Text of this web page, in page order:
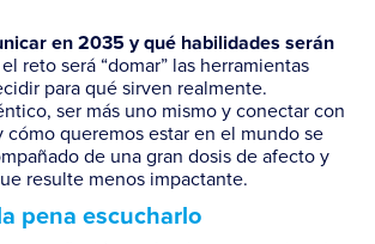
en 2035 y qué habilidades serán
el reto será “domar” las herramientas
para qué sirven realmente.
ser más uno mismo y conectar con
cómo queremos estar en el mundo se
de una gran dosis de afecto y
resulte menos impactante.
pena escucharlo